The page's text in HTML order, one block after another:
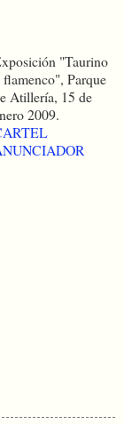
"Taurino
Parque
Atillería, 15 de
2009.